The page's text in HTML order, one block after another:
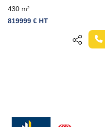
430 m²
819999 € HT